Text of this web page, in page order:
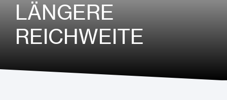
LÄNGERE
REICHWEITE